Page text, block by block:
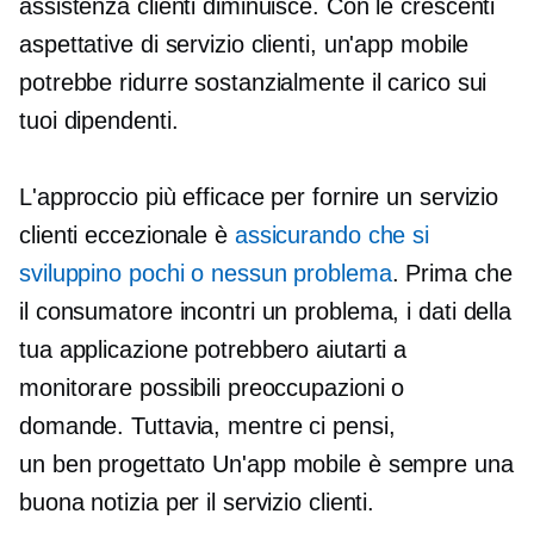
assistenza clienti diminuisce. Con le crescenti
aspettative di servizio clienti, un'app mobile
potrebbe ridurre sostanzialmente il carico sui
tuoi dipendenti.
L'approccio più efficace per fornire un servizio
clienti eccezionale è assicurando che si
sviluppino pochi o nessun problema. Prima che
il consumatore incontri un problema, i dati della
tua applicazione potrebbero aiutarti a
monitorare possibili preoccupazioni o
domande. Tuttavia, mentre ci pensi,
un ben progettato Un'app mobile è sempre una
buona notizia per il servizio clienti.